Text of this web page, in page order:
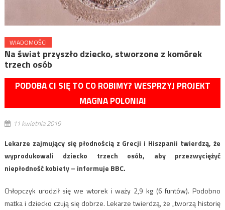
WIADOMOŚCI
Na świat przyszło dziecko, stworzone z komórek
trzech osób
PODOBA CI SIĘ TO CO ROBIMY? WESPRZYJ PROJEKT
MAGNA POLONIA!
11 kwietnia 2019
Lekarze zajmujący się płodnością z Grecji i Hiszpanii twierdzą, że
wyprodukowali dziecko trzech osób, aby przezwyciężyć
niepłodność kobiety – informuje BBC.
Chłopczyk urodził się we wtorek i waży 2,9 kg (6 funtów). Podobno
matka i dziecko czują się dobrze. Lekarze twierdzą, że „tworzą historię